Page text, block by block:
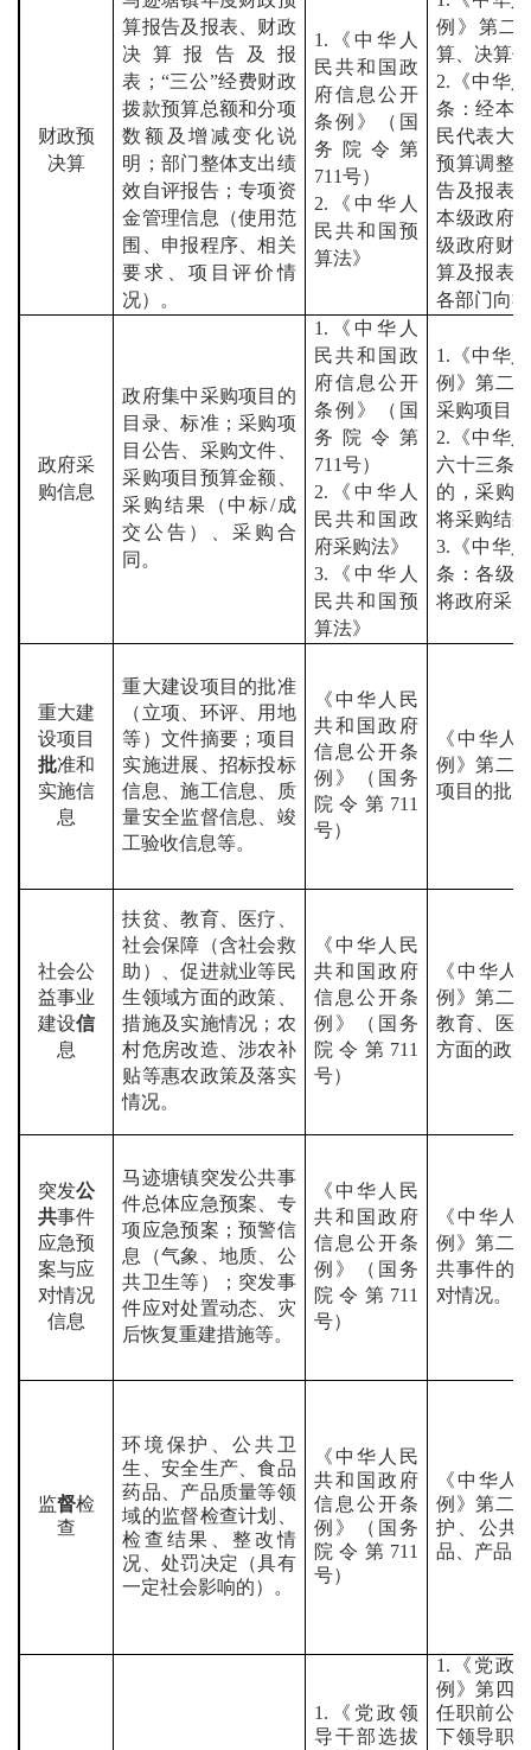
财政预
决算
算报告及报表、财政
决算报告及报
表； “三公”经费财政
拨款预算总额和分项
数额及增减变化说
明；部门整体支出绩
效自评报告；专项资
金管理信息（使用范
围、申报程序、相关
要求、项目评价情
况）。
1. 《中华人
民共和国政
府信息公开
条例》（国
务院令第
711号）
2. 《中华人
民共和国预
算法》
例》第二
算、决算
2. 《中华
条：经本
民代表大
预算调整
告及报表
本级政府
级政府财
算及报表
各部门向
政府采
购信息
政府集中采购项目的
目录、标准；采购项
目公告、采购文件、
采购项目预算金额、
采购结果（中标/成
交公告）、采购合
同。
1. 《中华人
民共和国政
府信息公开
条例》（国
务院令第
711号）
2. 《中华人
民共和国政
府采购法》
3. 《中华人
民共和国预
算法》
1. 《中华
例》第二
采购项目
2. 《中华
六十三条
的，采购
将采购结
3. 《中华
条：各级
将政府采
重大建
设项目
批准和
实施信
息
重大建设项目的批准
（立项、环评、用地
等）文件摘要；项目
实施进展、招标投标
信息、施工信息、质
量安全监督信息、竣
工验收信息等。
《中华人民
共和国政府
信息公开条
例》（国务
院令第 711
号）
《中华
例》第二
项目的批
社会公
益事业
建设信
息
扶贫、教育、医疗、
社会保障（含社会救
助）、促进就业等民
生领域方面的政策、
措施及实施情况；农
村危房改造、涉农补
贴等惠农政策及落实
情况。
《中华人民
共和国政府
信息公开条
例》（国务
院令第 711
号）
《中华
例》第二
教育、医
方面的政
突发公
共事件
应急预
案与应
对情况
信息
马迹塘镇突发公共事
件总体应急预案、专
项应急预案；预警信
息（气象、地质、公
共卫生等）；突发事
件应对处置动态、灾
后恢复重建措施等。
《中华人民
共和国政府
信息公开条
例》（国务
院令第 711
号）
《中华
例》第二
共事件的
对情况。
监督检
查
环境保护、公共卫
生、安全生产、食品
药品、产品质量等领
域的监督检查计划、
检查结果、整改情
况、处罚决定（具有
一定社会影响的）。
《中华人民
共和国政府
信息公开条
例》（国务
院令第 711
号）
《中华
例》第二
护、公共
品、产品
1. 《党政领
导干部选拔
1. 《党政
例》第四
任职前公
下领导职